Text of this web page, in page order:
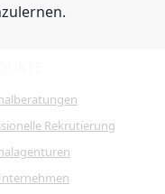
Rekrutierung